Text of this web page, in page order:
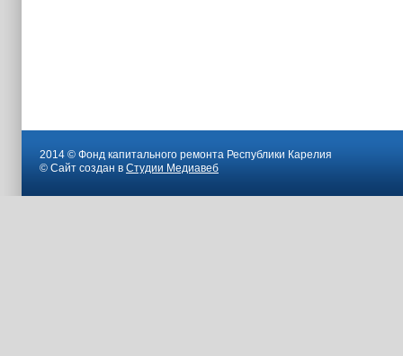
2014 © Фонд капитального ремонта Республики Карелия
© Сайт создан в Студии Медиавеб